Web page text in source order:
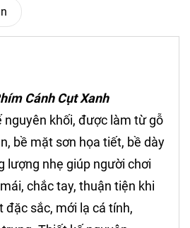
Cánh Cụt Xanh
khối, được làm từ gỗ
bề mặt sơn họa tiết, bề dày
lượng nhẹ giúp người chơi
chắc tay, thuận tiện khi
đặc sắc, mới lạ cá tính,